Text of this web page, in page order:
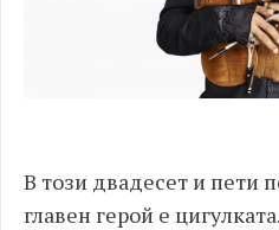
В този двадесет и пети
главен герой е